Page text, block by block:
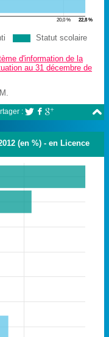
20,0 % 22,8 %
Statut scolaire
d'information de la
au 31 décembre de

:   
(en %) - en Licence